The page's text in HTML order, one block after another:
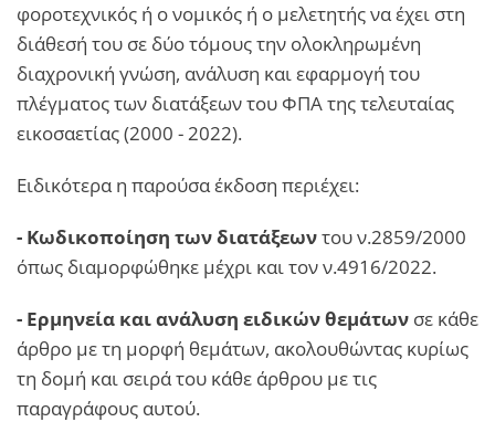
φοροτεχνικός ή ο νομικός ή ο μελετητής να έχει στη
διάθεσή του σε δύο τόμους την ολοκληρωμένη
διαχρονική γνώση, ανάλυση και εφαρμογή του
πλέγματος των διατάξεων του ΦΠΑ της τελευταίας
εικοσαετίας (2000 - 2022).
Ειδικότερα η παρούσα έκδοση περιέχει:
- Κωδικοποίηση των διατάξεωντου ν.2859/2000
όπως διαμορφώθηκε μέχρι και τον ν.4916/2022.
- Ερμηνεία και ανάλυση ειδικών θεμάτων σε κάθε
άρθρο με τη μορφή θεμάτων, ακολουθώντας κυρίως
τη δομή και σειρά του κάθε άρθρου με τις
παραγράφους αυτού.